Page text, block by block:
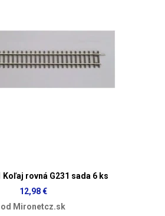
Koľaj rovná G231 sada 6 ks
12,98 €
od Mironetcz.sk